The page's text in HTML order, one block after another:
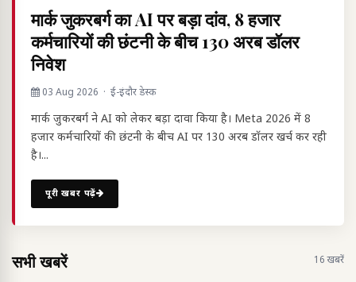
मार्क जुकरबर्ग का AI पर बड़ा दांव, 8 हजार
कर्मचारियों की छंटनी के बीच 130 अरब डॉलर
निवेश
03 Aug 2026 · ई-इंदौर डेस्क
मार्क जुकरबर्ग ने AI को लेकर बड़ा दावा किया है। Meta 2026 में 8
हजार कर्मचारियों की छंटनी के बीच AI पर 130 अरब डॉलर खर्च कर रही
है।...
पूरी खबर पढ़ें
सभी खबरें 16 खबरें